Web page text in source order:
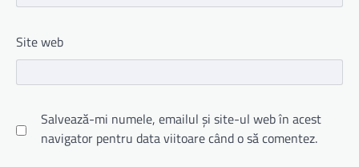
Site web
Salvează-mi numele, emailul și site-ul web în acest
navigator pentru data viitoare când o să comentez.